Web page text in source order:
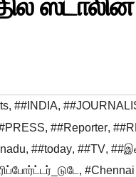
, ##INDIA,
, ##Reporter,
, ##today, ##TV,
, #Chennai